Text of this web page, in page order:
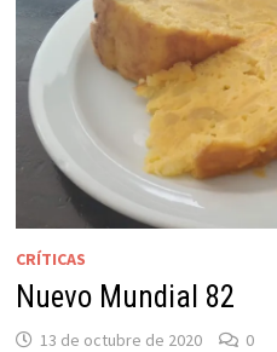
CRÍTICAS
Nuevo Mundial 82
13 de octubre de 2020 0